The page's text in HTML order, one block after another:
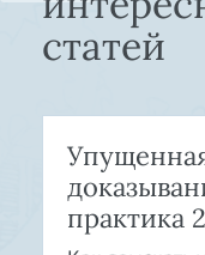
статей
практика